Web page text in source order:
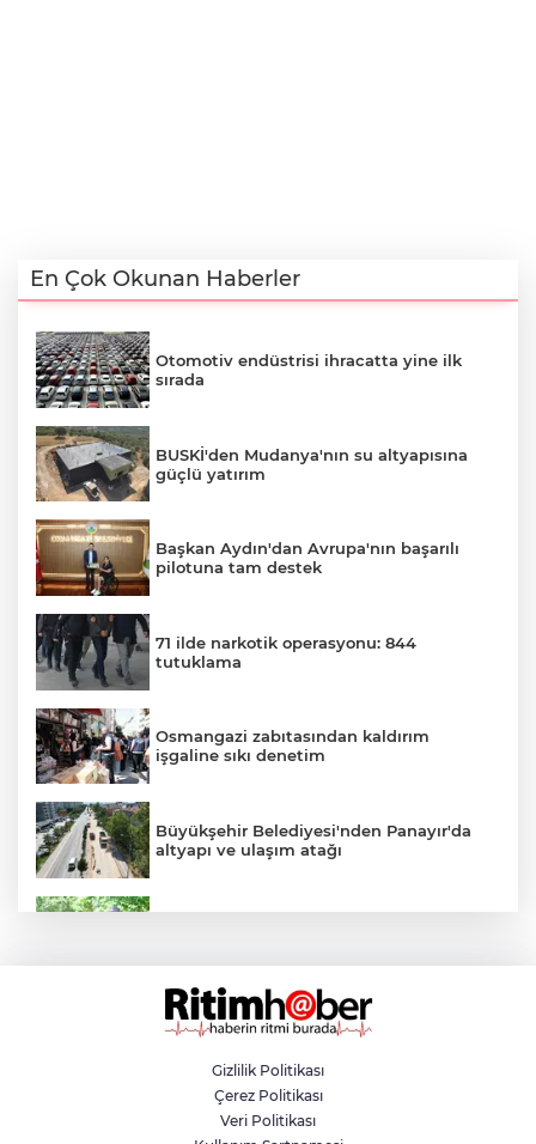
En Çok Okunan Haberler
Otomotiv endüstrisi ihracatta yine ilk
sırada
BUSKİ'den Mudanya'nın su altyapısına
güçlü yatırım
Başkan Aydın'dan Avrupa'nın başarılı
pilotuna tam destek
71 ilde narkotik operasyonu: 844
tutuklama
Osmangazi zabıtasından kaldırım
işgaline sıkı denetim
Büyükşehir Belediyesi'nden Panayır'da
altyapı ve ulaşım atağı
Nilüfer'de yaya ve engelli yolları için
kapsamlı denetim
Yazın en avantajlı alışverişi Özhan
Market'te
Gizlilik Politikası
Çerez Politikası
Veri Politikası